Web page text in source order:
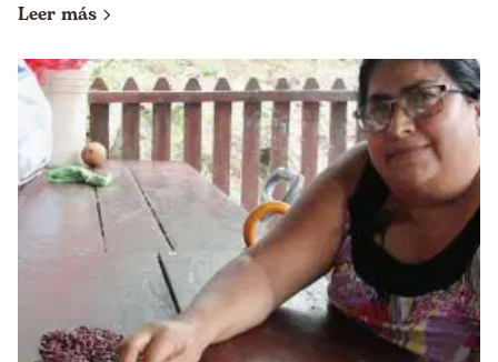
Leer más